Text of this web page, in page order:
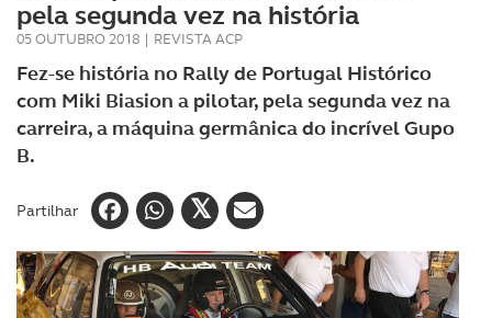
pela segunda vez na história
05 OUTUBRO 2018 | REVISTA ACP
Fez-se história no Rally de Portugal Histórico
com Miki Biasion a pilotar, pela segunda vez na
carreira, a máquina germânica do incrível Gupo
B.
Partilhar